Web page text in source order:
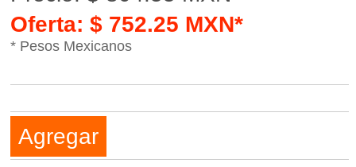
Oferta: $ 752.25 MXN*
* Pesos Mexicanos
Agregar